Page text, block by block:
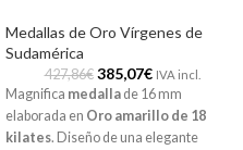
Medallas de Oro Vírgenes de
Sudamérica
427,86€ 385,07€ IVA incl.
Magnifica medalla de 16 mm
elaborada en Oro amarillo de 18
kilates. Diseño de una elegante